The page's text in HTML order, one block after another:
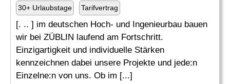
30+ Urlaubstage Tarifvertrag
[. .. ] im deutschen Hoch- und Ingenieurbau bauen
wir bei ZÜBLIN laufend am Fortschritt.
Einzigartigkeit und individuelle Stärken
kennzeichnen dabei unsere Projekte und jede:n
Einzelne:n von uns. Ob im [...]